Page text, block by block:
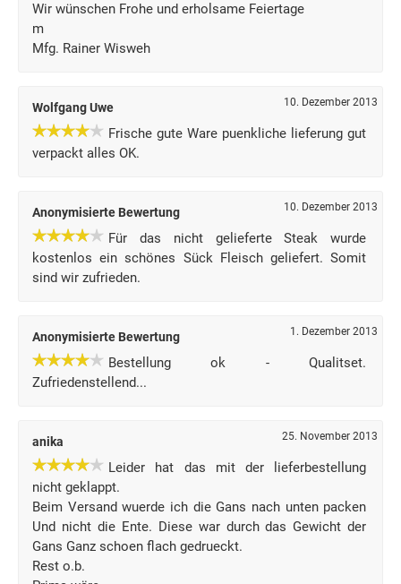
Wir wünschen Frohe und erholsame Feiertage
m
Mfg. Rainer Wisweh
Wolfgang Uwe 10. Dezember 2013
Frische gute Ware puenkliche lieferung gut
verpackt alles OK.
Anonymisierte Bewertung 10. Dezember 2013
Für das nicht gelieferte Steak wurde
kostenlos ein schönes Sück Fleisch geliefert. Somit
sind wir zufrieden.
Anonymisierte Bewertung 1. Dezember 2013
Bestellung ok - Qualitset.
Zufriedenstellend...
anika 25. November 2013
Leider hat das mit der lieferbestellung
nicht geklappt.
Beim Versand wuerde ich die Gans nach unten packen
Und nicht die Ente. Diese war durch das Gewicht der
Gans Ganz schoen flach gedrueckt.
Rest o.b.